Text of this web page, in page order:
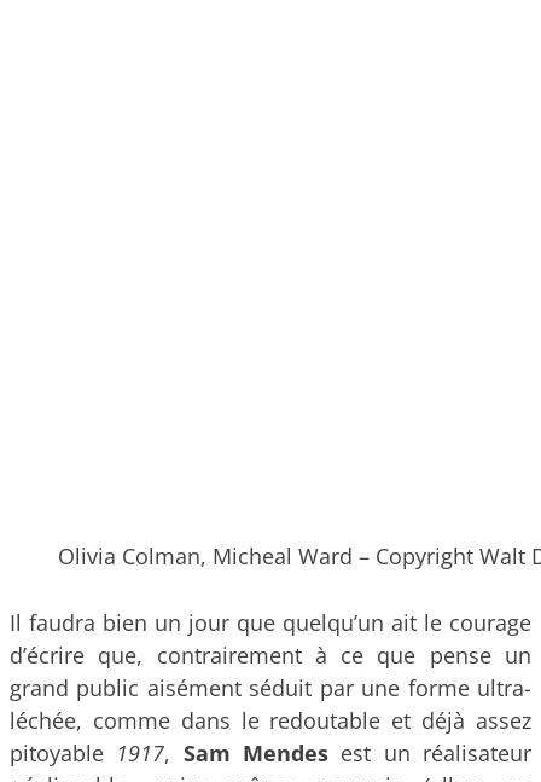
Olivia Colman, Micheal Ward – Copyright Walt
Il faudra bien un jour que quelqu’un ait le courage
d’écrire que, contrairement à ce que pense un
grand public aisément séduit par une forme ultra-
léchée, comme dans le redoutable et déjà assez
pitoyable 1917, Sam Mendes est un réalisateur